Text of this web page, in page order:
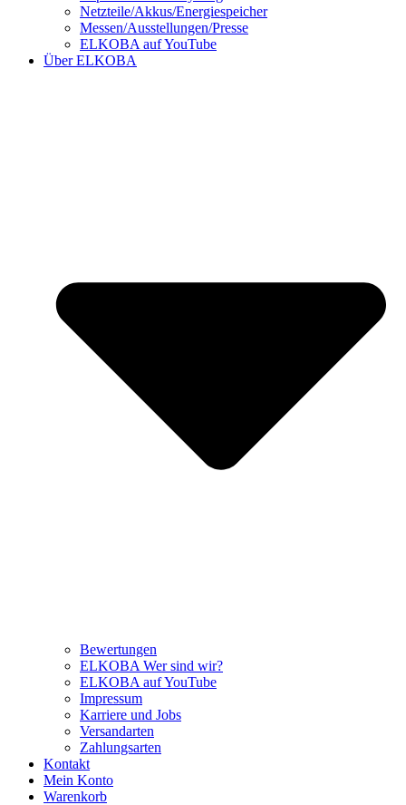
Netzteile/Akkus/Energiespeicher
Messen/Ausstellungen/Presse
ELKOBA auf YouTube
Über ELKOBA
Bewertungen
ELKOBA Wer sind wir?
ELKOBA auf YouTube
Impressum
Karriere und Jobs
Versandarten
Zahlungsarten
Kontakt
Mein Konto
Warenkorb